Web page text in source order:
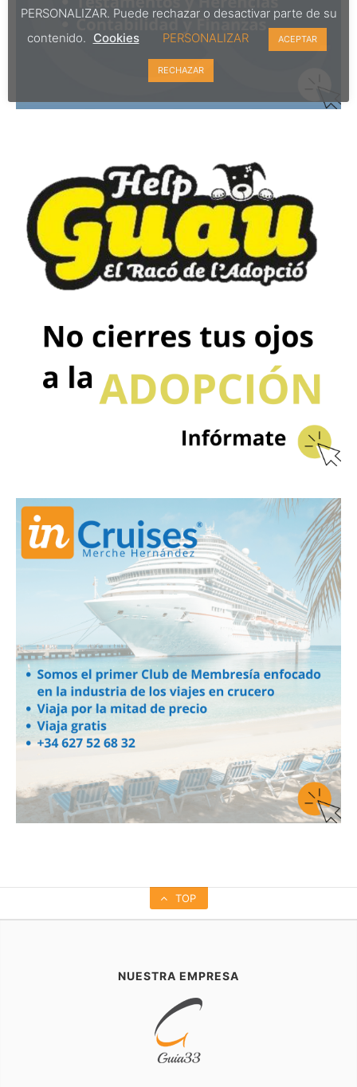
TOP
NUESTRA EMPRESA
PERSONALIZAR. Puede rechazar o desactivar parte de su
contenido. Cookies PERSONALIZAR ACEPTAR
RECHAZAR